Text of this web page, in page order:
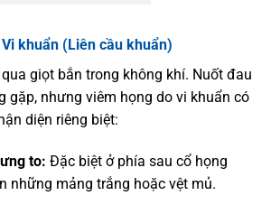
khuẩn (Liên cầu khuẩn)
giọt bắn trong không khí. Nuốt đau
gặp, nhưng viêm họng do vi khuẩn có
diện riêng biệt:
to: Đặc biệt ở phía sau cổ họng
những mảng trắng hoặc vệt mủ.